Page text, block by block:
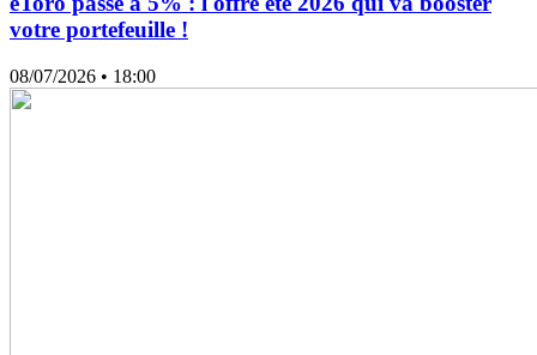
votre portefeuille !
08/07/2026 • 18:00